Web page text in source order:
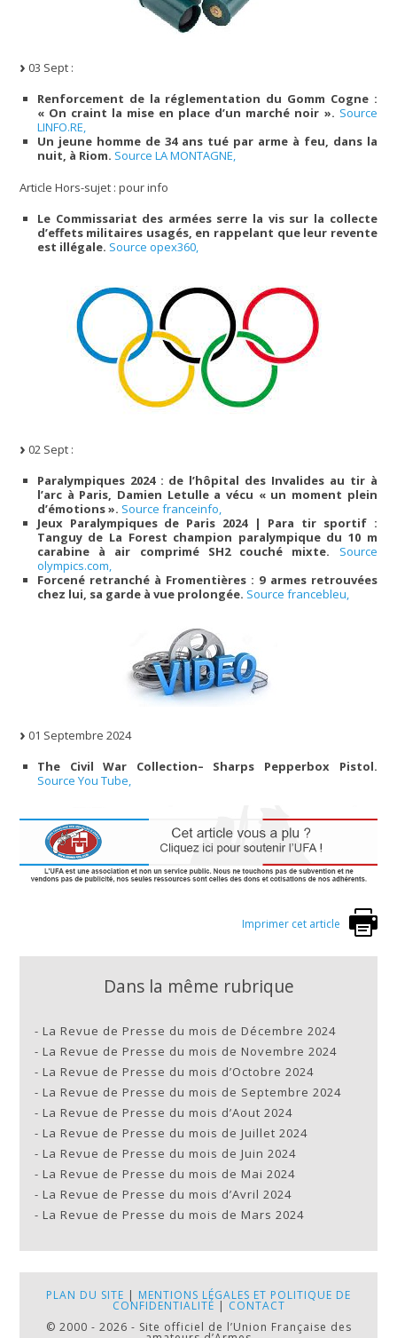
03 Sept :
Renforcement de la réglementation du Gomm Cogne :
« On craint la mise en place d’un marché noir ». Source
LINFO.RE,
Un jeune homme de 34 ans tué par arme à feu, dans la
nuit, à Riom. Source LA MONTAGNE,
Article Hors-sujet : pour info
Le Commissariat des armées serre la vis sur la collecte
d’effets militaires usagés, en rappelant que leur revente
est illégale. Source opex360,
02 Sept :
Paralympiques 2024 : de l’hôpital des Invalides au tir à
l’arc à Paris, Damien Letulle a vécu « un moment plein
d’émotions ». Source franceinfo,
Jeux Paralympiques de Paris 2024 | Para tir sportif :
Tanguy de La Forest champion paralympique du 10 m
carabine à air comprimé SH2 couché mixte. Source
olympics.com,
Forcené retranché à Fromentières : 9 armes retrouvées
chez lui, sa garde à vue prolongée. Source francebleu,
01 Septembre 2024
The Civil War Collection– Sharps Pepperbox Pistol.
Source You Tube,
Imprimer cet article
Dans la même rubrique
-La Revue de Presse du mois de Décembre 2024
-La Revue de Presse du mois de Novembre 2024
-La Revue de Presse du mois d’Octobre 2024
-La Revue de Presse du mois de Septembre 2024
-La Revue de Presse du mois d’Aout 2024
-La Revue de Presse du mois de Juillet 2024
-La Revue de Presse du mois de Juin 2024
-La Revue de Presse du mois de Mai 2024
-La Revue de Presse du mois d’Avril 2024
-La Revue de Presse du mois de Mars 2024
PLAN DU SITE | MENTIONS LÉGALES ET POLITIQUE DE
CONFIDENTIALITÉ | CONTACT
© 2000 - 2026 - Site officiel de l’Union Française des